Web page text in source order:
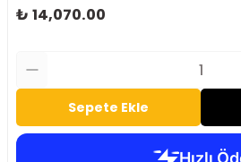
₺ 14,070.00
Sepete Ekle